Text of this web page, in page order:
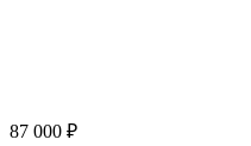
87 000 ₽